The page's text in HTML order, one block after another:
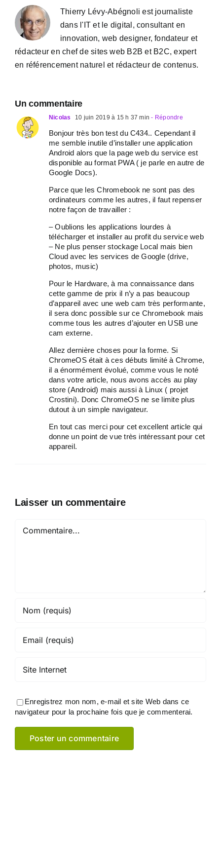
Thierry Lévy-Abégnoli est journaliste
dans l'IT et le digital, consultant en
innovation, web designer, fondateur et
rédacteur en chef de sites web B2B et B2C, expert
en référencement naturel et rédacteur de contenus.
Un commentaire
Nicolas 10 juin 2019 à 15 h 37 min - Répondre
Bonjour très bon test du C434.. Cependant il
me semble inutile d’installer une application
Android alors que la page web du service est
disponible au format PWA ( je parle en autre de
Google Docs).
Parce que les Chromebook ne sont pas des
ordinateurs comme les autres, il faut repenser
notre façon de travailler :
– Oublions les applications lourdes à
télécharger et installer au profit du service web
– Ne plus penser stockage Local mais bien
Cloud avec les services de Google (drive,
photos, music)
Pour le Hardware, à ma connaissance dans
cette gamme de prix il n’y a pas beaucoup
d’appareil avec une web cam très performante,
il sera donc possible sur ce Chromebook mais
comme tous les autres d’ajouter en USB une
cam externe.
Allez dernière choses pour la forme. Si
ChromeOS était à ces débuts limité à Chrome,
il a énormément évolué, comme vous le noté
dans votre article, nous avons accès au play
store (Android) mais aussi à Linux ( projet
Crostini). Donc ChromeOS ne se limite plus
dutout à un simple navigateur.
En tout cas merci pour cet excellent article qui
donne un point de vue très intéressant pour cet
appareil.
Laisser un commentaire
Enregistrez mon nom, e-mail et site Web dans ce
navigateur pour la prochaine fois que je commenterai.